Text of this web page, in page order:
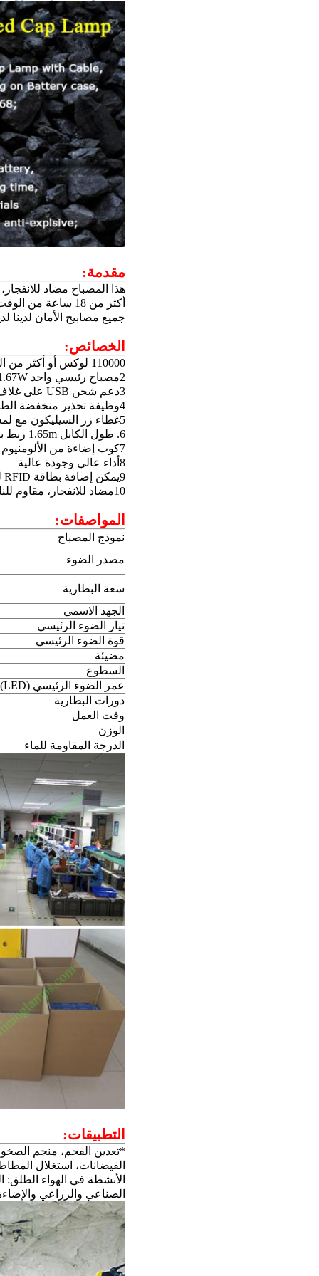
مقدمة:
هذا المصباح مضاد
أكثر من 18 ساعة من الوقت العامل، أكثر من 10000Lux الساطع العالي، أكثر من 1000 دورة حياة البطارية.
جميع مصابيح الأمان
الخصائص:
110000 لوكس أو أكثر من الوضوح العالي مع شعاع ضوئي جيد
2مصباح رئيسي واحد 1.67W ومصباحين مساعدين كمصدر ضوء.
3دعم شحن USB على غلاف البطارية
4وظيفة تحذير منخفضة الطاقة لإضاءة السلامة
5غطاء زر السيليكون مع لمسة جيدة.
6. طول الكابل 1.65m ربط بطارية الحاجز ورأس الضوء
7كوب إضاءة من الألومنيوم مع بقعة إضاءة أفضل
8أداء عالي وجودة عالية
9يمكن إضافة بطاقة RFID لغرض فتح سجلات الحضور.
10مضاد للانفجار، مقاوم للنار، مقاوم للصدمات، IP68 مضاد للماء.
المواصفات:
نموذج المصباح
مصدر الضوء
سعة البطارية
الجهد الاسمي
تيار الضوء الرئيسي
قوة الضوء الرئيسي
مضيئة
السطوع
عمر الضوء الرئيسي (LED)
دورات البطارية
وقت العمل
الوزن
الدرجة المقاومة للماء
التطبيقات:
*تعدين الفحم، منجم
الفيضانات، استغلال
الأنشطة في الهواء الطلق:
الصناعي والزراعي